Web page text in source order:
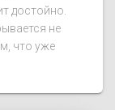
достойно.
не
что уже